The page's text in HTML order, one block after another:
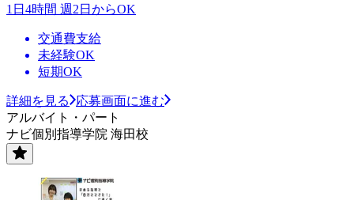
1日4時間 週2日からOK
交通費支給
未経験OK
短期OK
詳細を見る
応募画面に進む
アルバイト・パート
ナビ個別指導学院 海田校